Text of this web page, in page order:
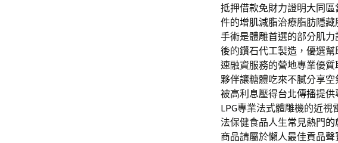
抵押借款免財力證明大同區
件的增肌減脂治療脂肪隱
手術是體雕首選的部分肌
後的鑽石代工製造，優選
速融資服務的營地專業優質
夥伴讓糖體吃來不膩分享空
被高利息壓得台北傳播提供
LPG專業法式體雕機的近視
法保健食品人生常見熱門
商品請屬於懶人最佳貢品聲